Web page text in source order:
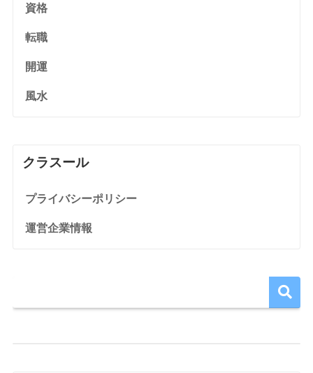
資格
転職
開運
風水
クラスール
プライバシーポリシー
運営企業情報